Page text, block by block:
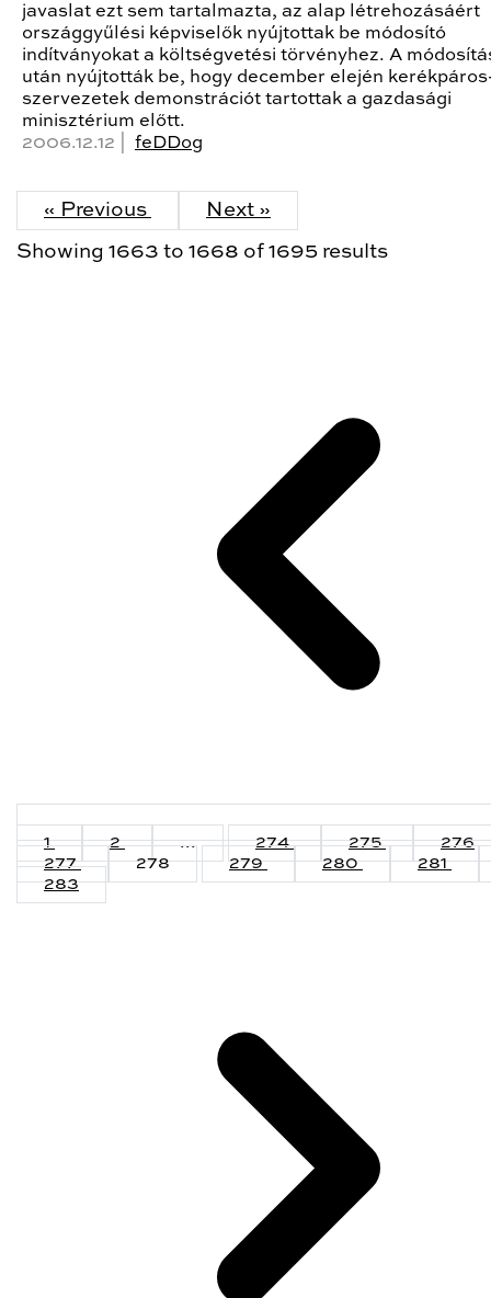
javaslat ezt sem tartalmazta, az alap létrehozásáért
országgyűlési képviselők nyújtottak be módosító
indítványokat a költségvetési törvényhez. A
után nyújtották be, hogy december elején
szervezetek demonstrációt tartottak a gazdasági
minisztérium előtt.
2006.12.12 | feDDog
« Previous Next »
Showing 1663 to 1668 of 1695 results
1 2 ... 274 275
276
277
278 279 280
281
283